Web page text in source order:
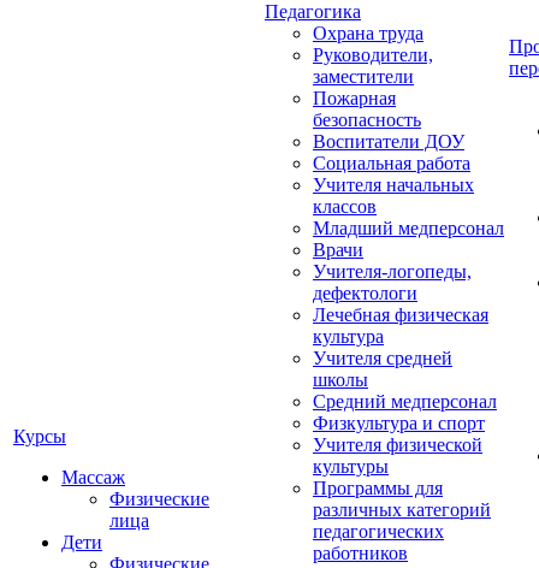
Курсы
Массаж
Физические
лица
Дети
Физические
Педагогика
Охрана труда
Руководители,
заместители
Пожарная
безопасность
Воспитатели ДОУ
Социальная работа
Учителя начальных
классов
Младший медперсонал
Врачи
Учителя-логопеды,
дефектологи
Лечебная физическая
культура
Учителя средней
школы
Средний медперсонал
Физкультура и спорт
Учителя физической
культуры
Программы для
различных категорий
педагогических
работников